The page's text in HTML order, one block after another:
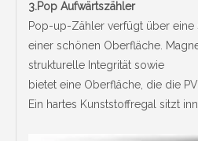
3.Pop Aufwärtszähler
Pop-up-Zähler verfügt über eine
einer schönen Oberfläche.
strukturelle Integrität sowie
bietet eine Oberfläche, die die
Ein hartes Kunststoffregal sitzt